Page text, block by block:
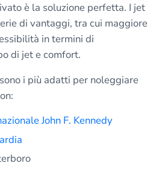
è la soluzione perfetta. I jet
di vantaggi, tra cui maggiore
in termini di
di jet e comfort.
i più adatti per noleggiare
John F. Kennedy